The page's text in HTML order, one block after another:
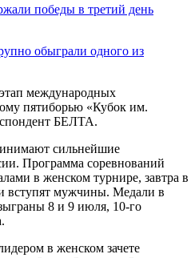
победы в третий день
обыграли одного из
международных
пятиборью «Кубок им.
БЕЛТА.
сильнейшие
Программа соревнований
в женском турнире, завтра в
вступят мужчины. Медали в
8 и 9 июля, 10-го
в женском зачете